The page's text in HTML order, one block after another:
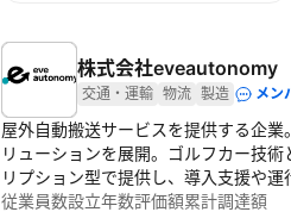
株式会社eveautonomy
交通・運輸 物流 製造 メン
屋外自動搬送サービスを提供する企
リューションを展開。ゴルフカー技
リプション型で提供し、導入支援や
環境改善を目指す。
従業員数設立年数評価額累計調達額